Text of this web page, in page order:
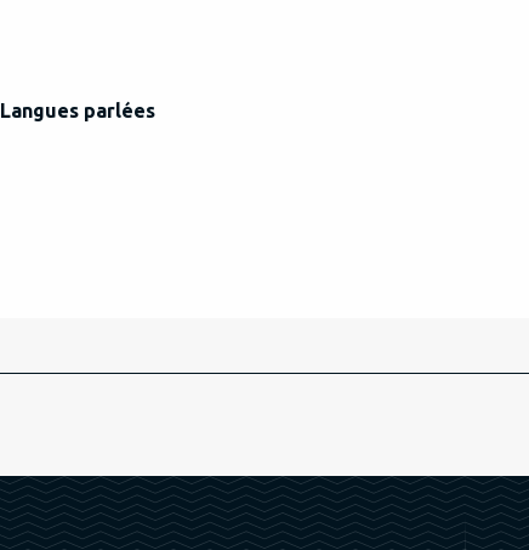
Langues parlées
Langues parlées